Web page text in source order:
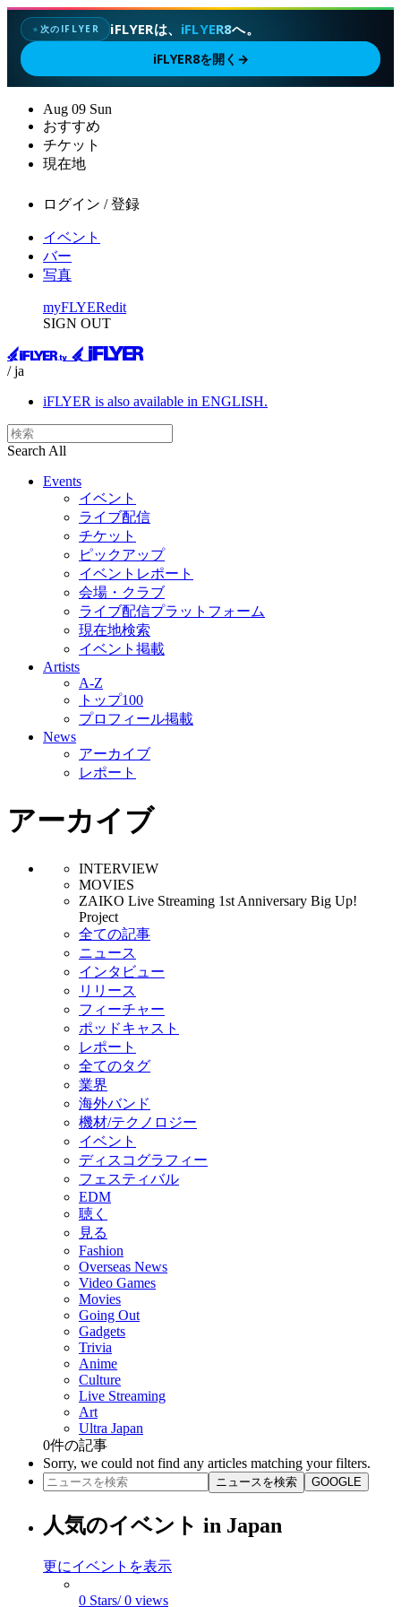
✦次のIFLYER iFLYERは、 iFLYER8へ。
iFLYER8を開く →
Aug 09 Sun
おすすめ
チケット
現在地
ログイン / 登録
イベント
バー
写真
myFLYERedit
SIGN OUT
/ ja
iFLYER is also available in ENGLISH.
Search All
Events
イベント
ライブ配信
チケット
ピックアップ
イベントレポート
会場・クラブ
ライブ配信プラットフォーム
現在地検索
イベント掲載
Artists
A-Z
トップ100
プロフィール掲載
News
アーカイブ
レポート
アーカイブ
INTERVIEW
MOVIES
ZAIKO Live Streaming 1st Anniversary Big Up!
Project
全ての記事
ニュース
インタビュー
リリース
フィーチャー
ポッドキャスト
レポート
全てのタグ
業界
海外バンド
機材/テクノロジー
イベント
ディスコグラフィー
フェスティバル
EDM
聴く
見る
Fashion
Overseas News
Video Games
Movies
Going Out
Gadgets
Trivia
Anime
Culture
Live Streaming
Art
Ultra Japan
0件の記事
Sorry, we could not find any articles matching your filters.
ニュースを検索 GOOGLE
人気のイベント in Japan
更にイベントを表示
0 Stars/ 0 views